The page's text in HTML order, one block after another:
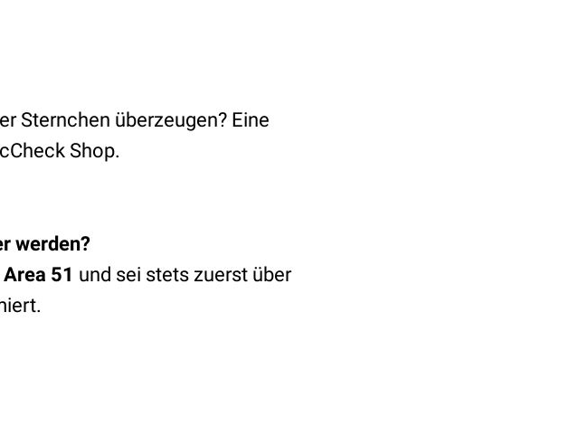
Sternchen überzeugen? Eine
Shop.
werden?
Area 51 und sei stets zuerst über